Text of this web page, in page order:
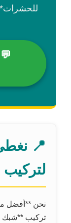
📍
نحن **أفضل
تركيب **شبك